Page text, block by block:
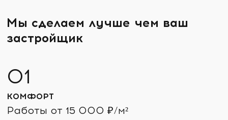
Мы сделаем лучше чем ваш
застройщик
КОМФОРТ
Работы от 15 000 ₽/м²